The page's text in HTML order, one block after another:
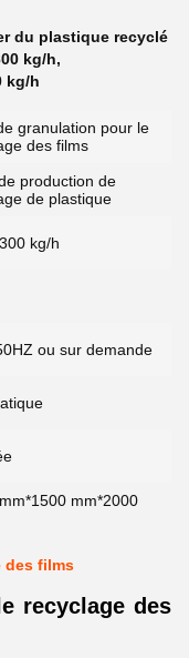
du plastique recyclé
kg/h,
kg/h
granulation pour le
des films
production de
de plastique
kg/h
ou sur demande
mm*2000
des films
recyclage des